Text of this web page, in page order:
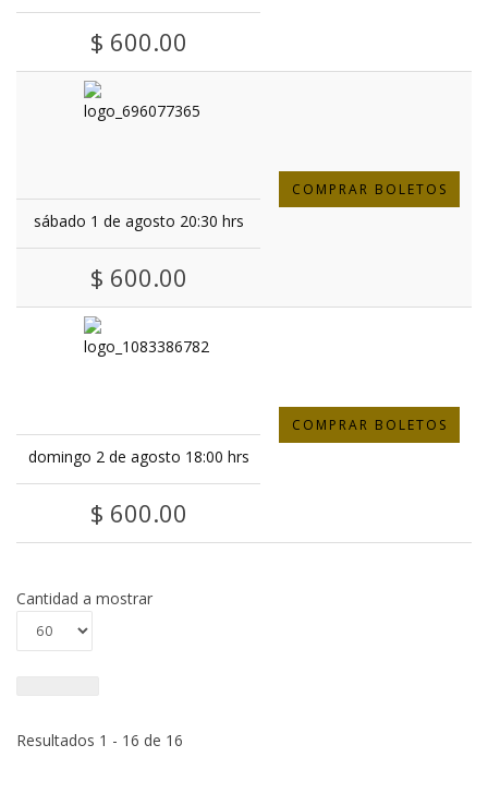
$ 600.00
sábado 1 de agosto 20:30 hrs
$ 600.00
COMPRAR BOLETOS
domingo 2 de agosto 18:00 hrs
$ 600.00
COMPRAR BOLETOS
Cantidad a mostrar
Resultados 1 - 16 de 16